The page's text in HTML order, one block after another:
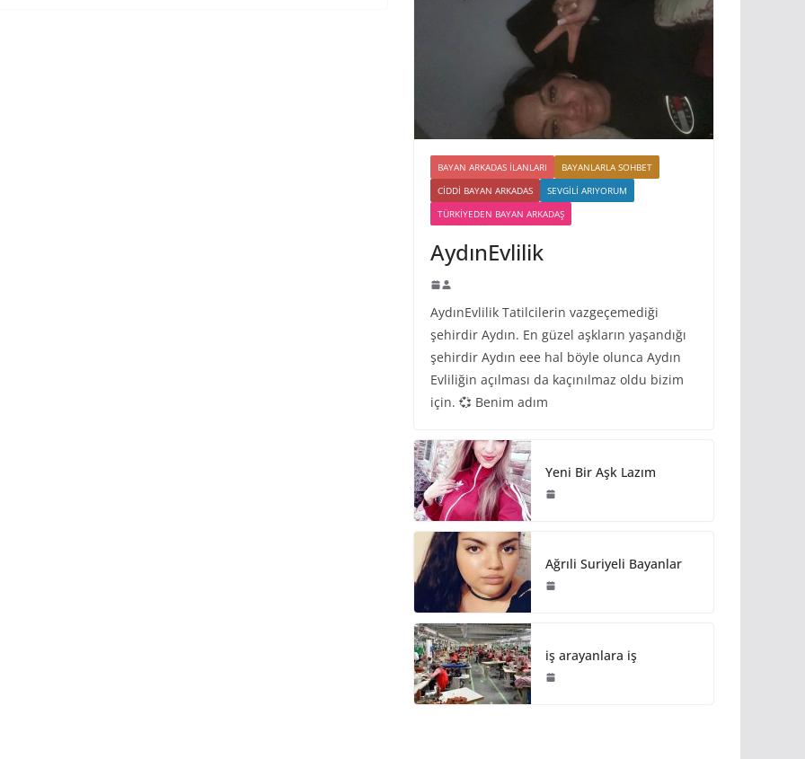
BAYAN ARKADAS ILANLARI
BAYANLARLA SOHBET
CIDDI BAYAN ARKADAS
SEVGILI ARIYORUM
TÜRKIYEDEN BAYAN ARKADAŞ
AydınEvlilik
AydınEvlilik Tatilcilerin vazgeçemediği
şehirdir Aydın. En güzel aşkların yaşandığı
şehirdir Aydın eee hal böyle olunca Aydın
Evliliğin açılması da kaçınılmaz oldu bizim
için. 💞 Benim adım
Yeni Bir Aşk Lazım
Ağrıli Suriyeli Bayanlar
iş arayanlara iş